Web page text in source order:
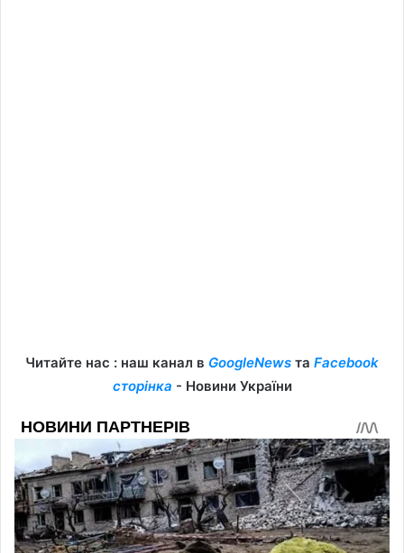
Читайте нас : наш канал в GoogleNews та Facebook
сторінка - Новини України